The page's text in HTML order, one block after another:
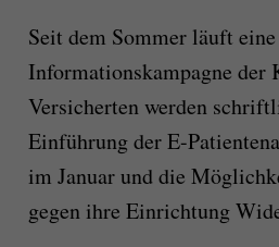
Seit dem Sommer läuft eine
Informationskampagne der
Versicherten werden
Einführung der E-
im Januar und die
gegen ihre Einrichtung